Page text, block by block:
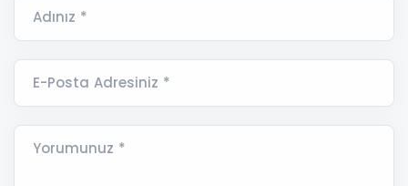
Adınız *
E-Posta Adresiniz *
Yorumunuz *